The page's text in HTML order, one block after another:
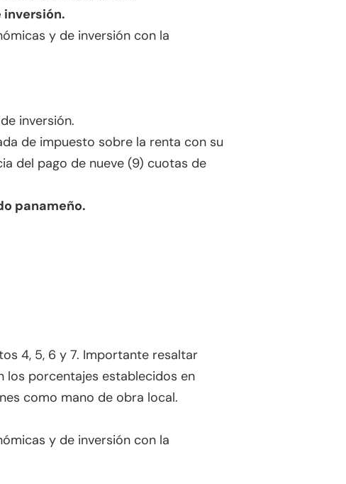
y de inversión con la
inversión.
de impuesto sobre la renta con su
del pago de nueve (9) cuotas de
panameño.
4, 5, 6 y 7. Importante resaltar
los porcentajes establecidos en
como mano de obra local.
y de inversión con la